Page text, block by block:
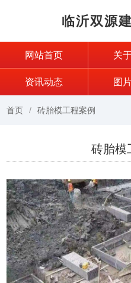
临沂双源
网站首页 关
资讯动态 图
首页 砖胎模工程案例
砖胎模